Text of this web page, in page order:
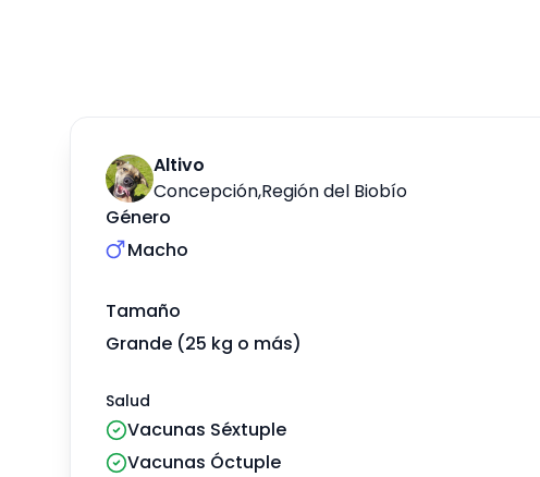
Altivo
Concepción,Región del Biobío
Género
Macho
Tamaño
Grande (25 kg o más)
Salud
Vacunas Séxtuple
Vacunas Óctuple